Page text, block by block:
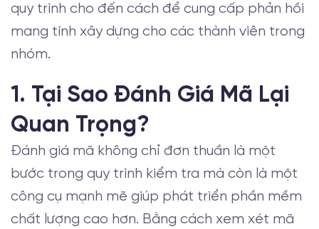
quy trình cho đến cách để cung cấp phản hồi
mang tính xây dựng cho các thành viên trong
nhóm.
1. Tại Sao Đánh Giá Mã Lại
Quan Trọng?
Đánh giá mã không chỉ đơn thuần là một
bước trong quy trình kiểm tra mà còn là một
công cụ mạnh mẽ giúp phát triển phần mềm
chất lượng cao hơn. Bằng cách xem xét mã